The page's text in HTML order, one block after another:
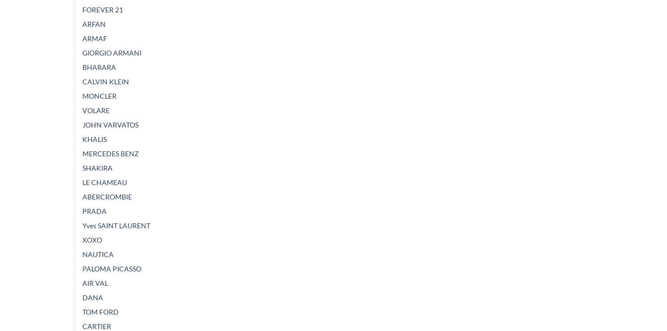
FOREVER 21
ARFAN
ARMAF
GIORGIO ARMANI
BHARARA
CALVIN KLEIN
MONCLER
VOLARE
JOHN VARVATOS
KHALIS
MERCEDES BENZ
SHAKIRA
LE CHAMEAU
ABERCROMBIE
PRADA
Yves SAINT LAURENT
XOXO
NAUTICA
PALOMA PICASSO
AIR VAL
DANA
TOM FORD
CARTIER